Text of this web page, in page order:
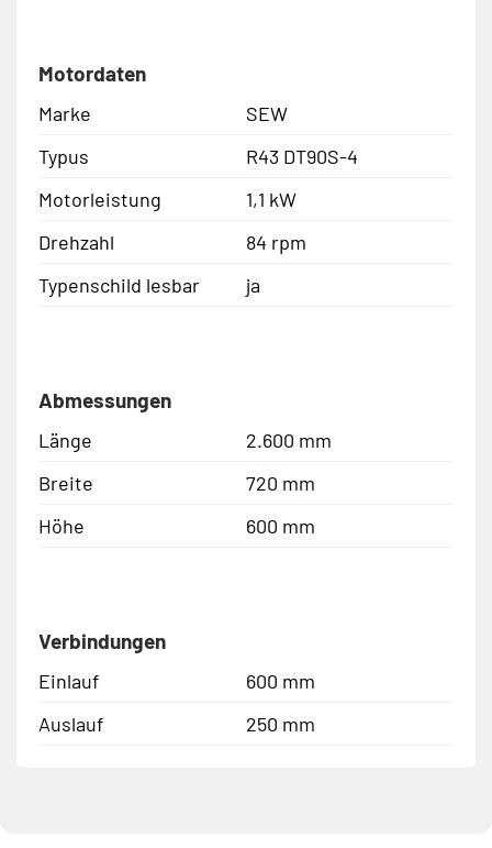
Motordaten
Marke
SEW
Typus
R43 DT90S-4
Motorleistung
1,1 kW
Drehzahl
84 rpm
Typenschild lesbar
ja
Abmessungen
Länge
2.600 mm
Breite
720 mm
Höhe
600 mm
Verbindungen
Einlauf
600 mm
Auslauf
250 mm